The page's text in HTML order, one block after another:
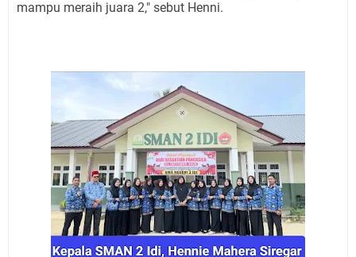
mampu meraih juara 2," sebut Henni.